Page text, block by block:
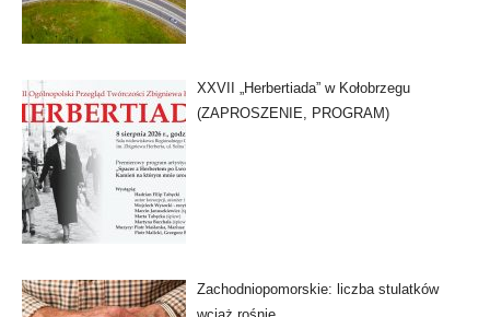
XXVII „Herbertiada” w Kołobrzegu
(ZAPROSZENIE, PROGRAM)
Zachodniopomorskie: liczba stulatków